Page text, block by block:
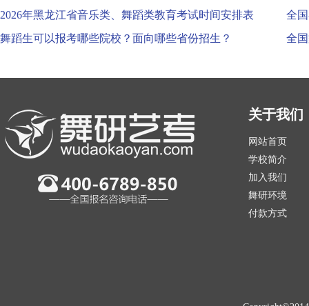
2026年黑龙江省音乐类、舞蹈类教育考试时间安排表
舞蹈生可以报考哪些院校？面向哪些省份招生？
全
全
关于我们
网站首页
学校简介
加入我们
舞研环境
付款方式